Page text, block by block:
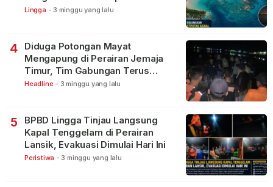
Lingga - 3 minggu yang lalu
4
Diduga Potongan Mayat
Mengapung di Perairan Jemaja
Timur, Tim Gabungan Terus
Lakukan Pencarian
Headline - 3 minggu yang lalu
5
BPBD Lingga Tinjau Langsung
Kapal Tenggelam di Perairan
Lansik, Evakuasi Dimulai Hari Ini
Peristiwa - 3 minggu yang lalu